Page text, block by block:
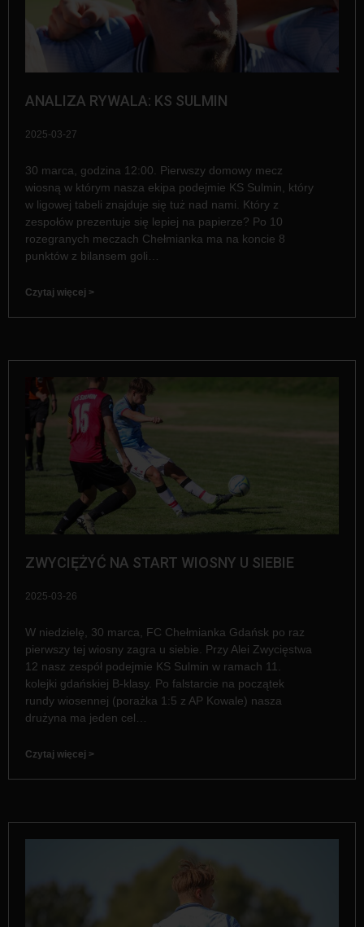
ANALIZA RYWALA: KS SULMIN
2025-03-27
30 marca, godzina 12:00. Pierwszy domowy mecz
wiosną w którym nasza ekipa podejmie KS Sulmin, który
w ligowej tabeli znajduje się tuż nad nami. Który z
zespołów prezentuje się lepiej na papierze? Po 10
rozegranych meczach Chełmianka ma na koncie 8
punktów z bilansem goli…
Czytaj więcej >
ZWYCIĘŻYĆ NA START WIOSNY U SIEBIE
2025-03-26
W niedzielę, 30 marca, FC Chełmianka Gdańsk po raz
pierwszy tej wiosny zagra u siebie. Przy Alei Zwycięstwa
12 nasz zespół podejmie KS Sulmin w ramach 11.
kolejki gdańskiej B-klasy. Po falstarcie na początek
rundy wiosennej (porażka 1:5 z AP Kowale) nasza
drużyna ma jeden cel…
Czytaj więcej >